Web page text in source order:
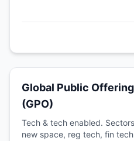
Global Public
(GPO)
Tech & tech enabled.
new space, reg tech, fin